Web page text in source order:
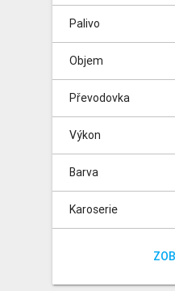
Palivo
Objem
Převodovka
Výkon
Barva
Karoserie
Barva dle
karoserie,